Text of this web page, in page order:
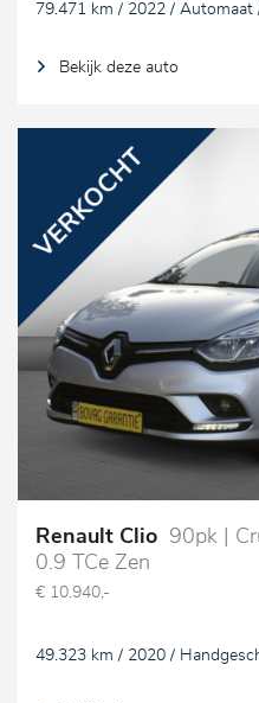
79.471 km / 2022 / Automaat
Bekijk deze auto
Renault Clio
90pk |
0.9 TCe Zen
€ 10.940,-
49.323 km / 2020 /